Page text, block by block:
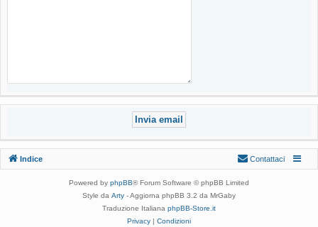
Indice Contattaci
Powered by phpBB® Forum Software © phpBB Limited
Style da Arty - Aggiorna phpBB 3.2 da MrGaby
Traduzione Italiana phpBB-Store.it
Privacy | Condizioni